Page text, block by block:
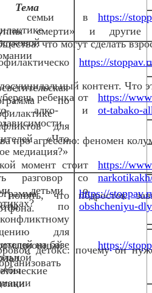
семьи в
https://
ребенка от
алко- и
https://
ot-tabako-
момент стоит
разговор со
детьми о
https://
https://
смерти» и другие
что могут сделать
контент. Что
про агрессию: феномен
понять, что подросток
детокс: почему он
Тема
по
для
«Что
медиация?»
https://
по
для
на базе
https://
obshcheniyu-